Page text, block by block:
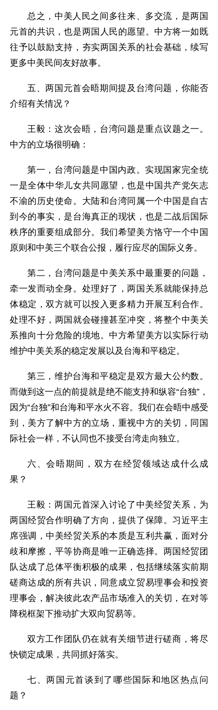
总之，中美人民之间多往来、多交流，是两国
元首的共识，也是两国人民的愿望。中方将一如既
往予以鼓励支持，夯实两国关系的社会基础，续写
更多中美民间友好故事。
五、两国元首会晤期间提及台湾问题，你能否
介绍有关情况？
王毅：这次会晤，台湾问题是重点议题之一。
中方的立场很明确：
第一，台湾问题是中国内政。实现国家完全统
一是全体中华儿女共同愿望，也是中国共产党矢志
不渝的历史使命。大陆和台湾同属一个中国是自古
到今的事实，是台海真正的现状，也是二战后国际
秩序的重要组成部分。我们希望美方恪守一个中国
原则和中美三个联合公报，履行应尽的国际义务。
第二，台湾问题是中美关系中最重要的问题，
牵一发而动全身。处理好了，两国关系就能保持总
体稳定，双方就可以投入更多精力开展互利合作。
处理不好，两国就会碰撞甚至冲突，将整个中美关
系推向十分危险的境地。中方希望美方以实际行动
维护中美关系的稳定发展以及台海和平稳定。
第三，维护台海和平稳定是双方最大公约数。
而做到这一点的前提就是绝不能支持和纵容“台独”，
因为“台独”和台海和平水火不容。我们在会晤中感受
到，美方了解中方的立场，重视中方的关切，同国
际社会一样，不认同也不接受台湾走向独立。
六、会晤期间，双方在经贸领域达成什么成
果？
王毅：两国元首深入讨论了中美经贸关系，为
两国经贸合作明确了方向，提供了保障。习近平主
席强调，中美经贸关系的本质是互利共赢，面对分
歧和摩擦，平等协商是唯一正确选择。两国经贸团
队达成了总体平衡积极的成果，包括继续落实前期
磋商达成的所有共识，同意成立贸易理事会和投资
理事会，解决彼此农产品市场准入的关切，在对等
降税框架下推动扩大双向贸易等。
双方工作团队仍在就有关细节进行磋商，将尽
快锁定成果，共同抓好落实。
七、两国元首谈到了哪些国际和地区热点问
题？